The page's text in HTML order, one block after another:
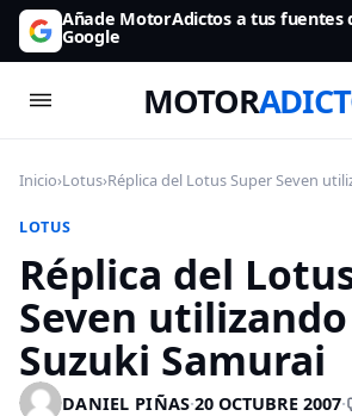
Añade MotorAdictos a tus fuentes
Google
MOTOR
Inicio›Lotus›Réplica del Lotus Super Seven
LOTUS
Réplica del
Seven
Suzuki Samurai
DANIEL PIÑAS·20 OCTUBRE 2007·